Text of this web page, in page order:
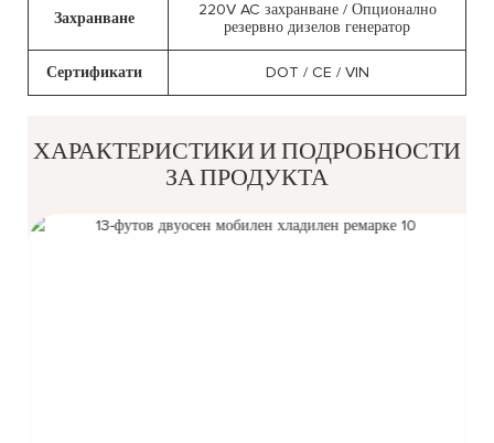
Захранване
220V AC захранване / Опционално
резервно дизелов генератор
Сертификати DOT / CE / VIN
ХАРАКТЕРИСТИКИ И ПОДРОБНОСТИ
ЗА ПРОДУКТА